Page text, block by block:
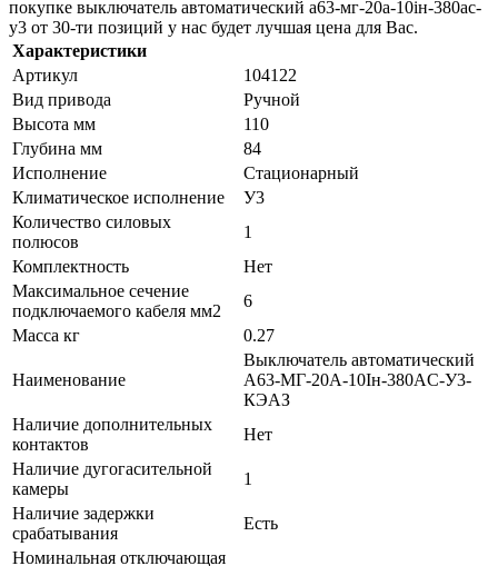
покупке выключатель автоматический а63-мг-20а-10iн-380ac-
у3 от 30-ти позиций у нас будет лучшая цена для Вас.
Характеристики
Артикул
104122
Вид привода
Ручной
Высота мм
110
Глубина мм
84
Исполнение
Стационарный
Климатическое исполнение
У3
Количество силовых
полюсов
1
Комплектность
Нет
Максимальное сечение
подключаемого кабеля мм2
6
Масса кг
0.27
Наименование
Выключатель автоматический
А63-МГ-20А-10Iн-380AC-У3-
КЭАЗ
Наличие дополнительных
контактов
Нет
Наличие дугогасительной
камеры
1
Наличие задержки
срабатывания
Есть
Номинальная отключающая